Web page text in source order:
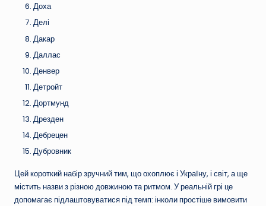
Доха
Делі
Дакар
Даллас
Денвер
Детройт
Дортмунд
Дрезден
Дебрецен
Дубровник
Цей короткий набір зручний тим, що охоплює і Україну, і світ, а ще
містить назви з різною довжиною та ритмом. У реальній грі це
допомагає підлаштовуватися під темп: інколи простіше вимовити